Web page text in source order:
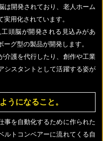
は開発されており、老人ホーム
用化されています。
頭脳が開発される見込みがあ
グ型の製品が開発します。
介護を代行したり、創作や工業
シスタントとして活躍する姿が
うになること。
事を自動化するために作られた
ルトコンベアーに流れてくる自